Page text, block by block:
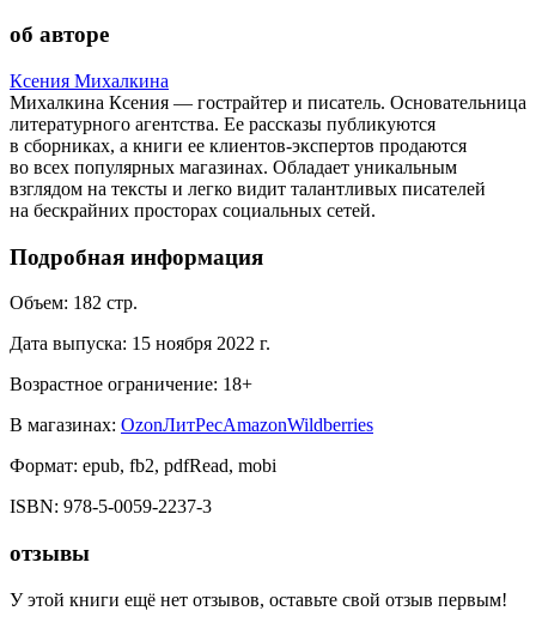
об авторе
Ксения Михалкина
Михалкина Ксения — гострайтер и писатель. Основательница
литературного агентства. Ее рассказы публикуются
в сборниках, а книги ее клиентов-экспертов продаются
во всех популярных магазинах. Обладает уникальным
взглядом на тексты и легко видит талантливых писателей
на бескрайних просторах социальных сетей.
Подробная информация
Объем: 182 стр.
Дата выпуска: 15 ноября 2022 г.
Возрастное ограничение: 18+
В магазинах: OzonЛитРесAmazonWildberries
Формат: epub, fb2, pdfRead, mobi
ISBN: 978-5-0059-2237-3
отзывы
У этой книги ещё нет отзывов, оставьте свой отзыв первым!